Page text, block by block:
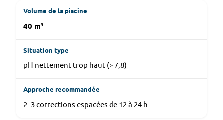
40 m³
pH nettement trop haut (> 7,8)
2–3 corrections espacées de 12 à 24 h